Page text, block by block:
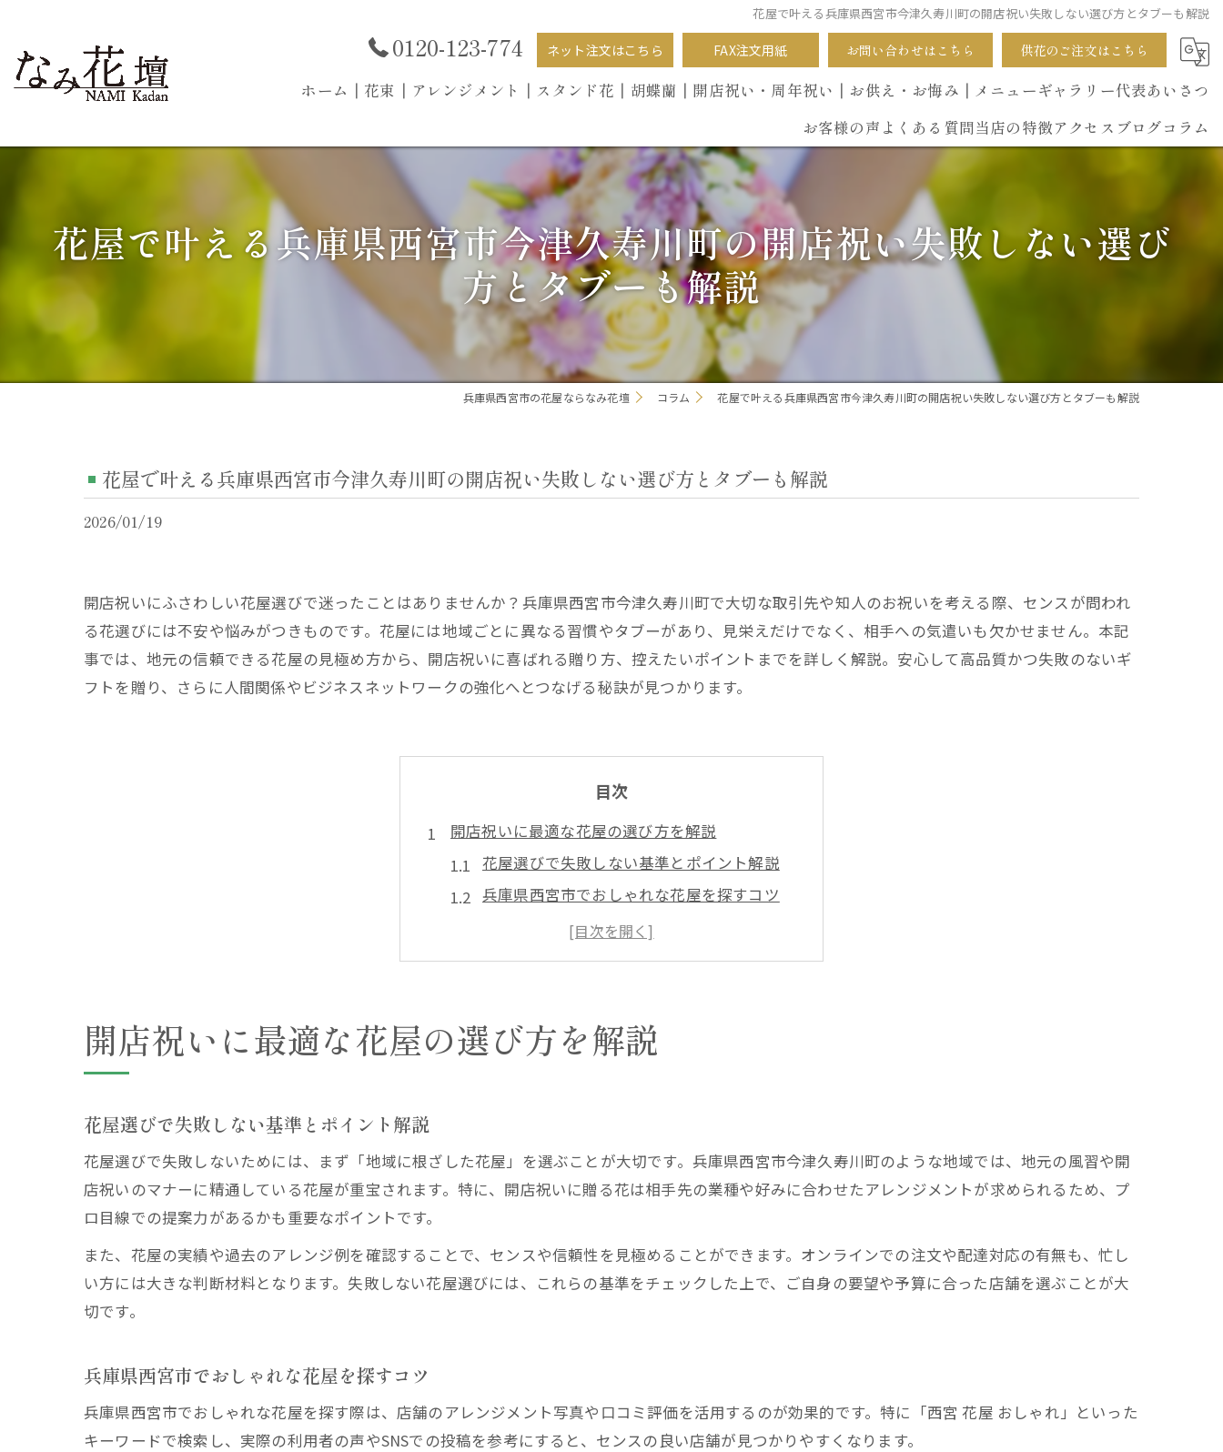
花屋で叶える兵庫県西宮市今津久寿川町の開店祝い失敗しない選び方とタブーも解説
0120-123-774 ネット注文はこちら FAX注文用紙 お問い合わせはこちら 供花のご注文はこちら
ホーム ┃花束┃ アレンジメント┃ スタンド花┃ 胡蝶蘭 ┃開店祝い・周年祝い ┃お供え・お悔み ┃メニューギャラリー代表あいさつ
お客様の声 よくある質問当店の特徴
開店祝い
イベント
誕生日
アクセス ブログコラム
花屋で叶える兵庫県西宮市今津久寿川町の開店祝い失敗しない選び
方とタブーも解説
兵庫県西宮市の花屋ならなみ花壇 コラム 花屋で叶える兵庫県西宮市今津久寿川町の開店祝い失敗しない選び方とタブーも解説
花屋で叶える兵庫県西宮市今津久寿川町の開店祝い失敗しない選び方とタブーも解説
2026/01/19
開店祝いにふさわしい花屋選びで迷ったことはありませんか？兵庫県西宮市今津久寿川町で大切な取引先や知人のお祝いを考える際、センスが問われ
る花選びには不安や悩みがつきものです。花屋には地域ごとに異なる習慣やタブーがあり、見栄えだけでなく、相手への気遣いも欠かせません。本記
事では、地元の信頼できる花屋の見極め方から、開店祝いに喜ばれる贈り方、控えたいポイントまでを詳しく解説。安心して高品質かつ失敗のないギ
フトを贈り、さらに人間関係やビジネスネットワークの強化へとつなげる秘訣が見つかります。
目次
開店祝いに最適な花屋の選び方を解説
花屋選びで失敗しない基準とポイント解説
兵庫県西宮市でおしゃれな花屋を探すコツ
地域に根ざす花屋とアレンジメントの選び方
西宮市でおすすめの花屋を比較する方法
花屋選びで失敗しないためのポイント集
花屋利用時に確認すべき配達や営業時間
口コミで選ぶ西宮市のおすすめ花屋活用法
花屋選びで避けたいタブーや注意点まとめ
花屋のアレンジで印象的なギフトを演出
高級感ある花屋のスタンド花の魅力解説
心を伝える開店祝いの花の贈り方とは
花屋から贈る心温まる開店祝いの工夫
開店祝いに最適な花屋の選び方を解説
花屋選びで失敗しない基準とポイント解説
花屋選びで失敗しないためには、まず「地域に根ざした花屋」を選ぶことが大切です。兵庫県西宮市今津久寿川町のような地域では、地元の風習や開
店祝いのマナーに精通している花屋が重宝されます。特に、開店祝いに贈る花は相手先の業種や好みに合わせたアレンジメントが求められるため、プ
ロ目線での提案力があるかも重要なポイントです。
また、花屋の実績や過去のアレンジ例を確認することで、センスや信頼性を見極めることができます。オンラインでの注文や配達対応の有無も、忙し
い方には大きな判断材料となります。失敗しない花屋選びには、これらの基準をチェックした上で、ご自身の要望や予算に合った店舗を選ぶことが大
切です。
兵庫県西宮市でおしゃれな花屋を探すコツ
兵庫県西宮市でおしゃれな花屋を探す際は、店舗のアレンジメント写真や口コミ評価を活用するのが効果的です。特に「西宮 花屋 おしゃれ」といった
キーワードで検索し、実際の利用者の声やSNSでの投稿を参考にすると、センスの良い店舗が見つかりやすくなります。